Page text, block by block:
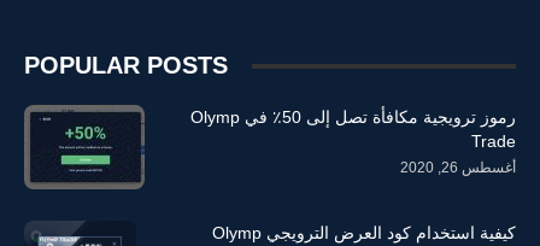
POPULAR POSTS
رموز ترويجية مكافأة تصل إلى 50٪ في Olymp
Trade
أغسطس 26, 2020
كيفية استخدام كود العرض الترويجي Olymp